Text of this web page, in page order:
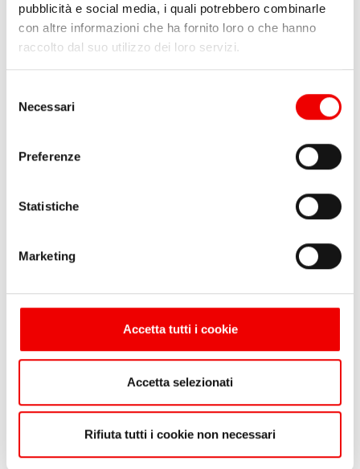
pubblicità e social media, i quali potrebbero combinarle
con altre informazioni che ha fornito loro o che hanno
raccolto dal suo utilizzo dei loro servizi.
delNecessari
Preferenze
Statistiche
Marketing
Accetta tutti i cookie
Accetta selezionati
Rifiuta tutti i cookie non necessari
Viti Testa Svasata con
Calotta M8 con Dado in
Blister
da 3,70 €
Viti Testa Svasata Brugola
M4 con Dado in Blister
Viti Testa Svasata Brugola
M5 con Dado in Blister
6 varianti
Viti Testa Svasata Brugola
da 3,70 €